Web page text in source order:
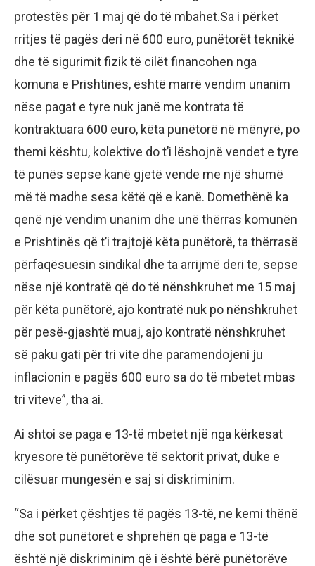
protestës për 1 maj që do të mbahet.Sa i përket
rritjes të pagës deri në 600 euro, punëtorët teknikë
dhe të sigurimit fizik të cilët financohen nga
komuna e Prishtinës, është marrë vendim unanim
nëse pagat e tyre nuk janë me kontrata të
kontraktuara 600 euro, këta punëtorë në mënyrë, po
themi kështu, kolektive do t’i lëshojnë vendet e tyre
të punës sepse kanë gjetë vende me një shumë
më të madhe sesa këtë që e kanë. Domethënë ka
qenë një vendim unanim dhe unë thërras komunën
e Prishtinës që t’i trajtojë këta punëtorë, ta thërrasë
përfaqësuesin sindikal dhe ta arrijmë deri te, sepse
nëse një kontratë që do të nënshkruhet me 15 maj
për këta punëtorë, ajo kontratë nuk po nënshkruhet
për pesë-gjashtë muaj, ajo kontratë nënshkruhet
së paku gati për tri vite dhe paramendojeni ju
inflacionin e pagës 600 euro sa do të mbetet mbas
tri viteve”, tha ai.
Ai shtoi se paga e 13-të mbetet një nga kërkesat
kryesore të punëtorëve të sektorit privat, duke e
cilësuar mungesën e saj si diskriminim.
“Sa i përket çështjes të pagës 13-të, ne kemi thënë
dhe sot punëtorët e shprehën që paga e 13-të
është një diskriminim që i është bërë punëtorëve